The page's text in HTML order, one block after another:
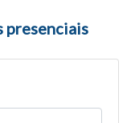
presenciais